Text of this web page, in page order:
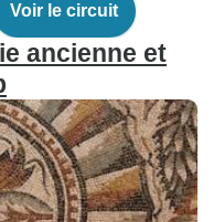
Voir le circuit
ancienne et